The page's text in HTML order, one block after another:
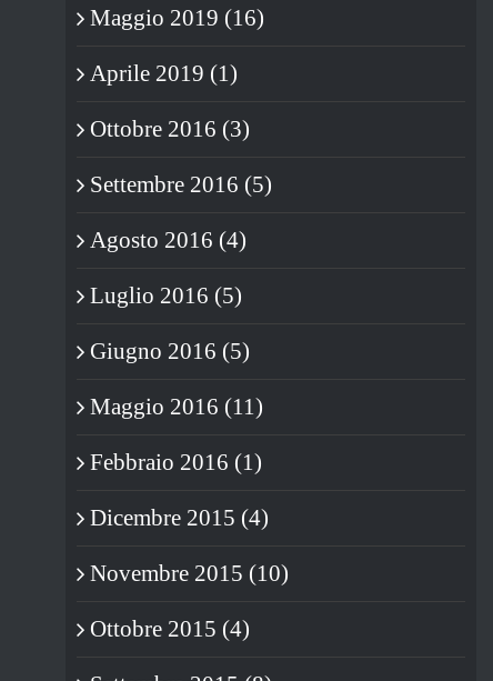
Maggio 2019 (16)
Aprile 2019 (1)
Ottobre 2016 (3)
Settembre 2016 (5)
Agosto 2016 (4)
Luglio 2016 (5)
Giugno 2016 (5)
Maggio 2016 (11)
Febbraio 2016 (1)
Dicembre 2015 (4)
Novembre 2015 (10)
Ottobre 2015 (4)